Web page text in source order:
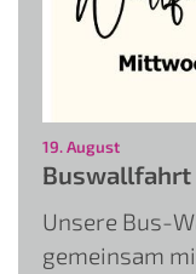
19. August:
Buswallfahrt
Unsere Bus-
gemeinsam